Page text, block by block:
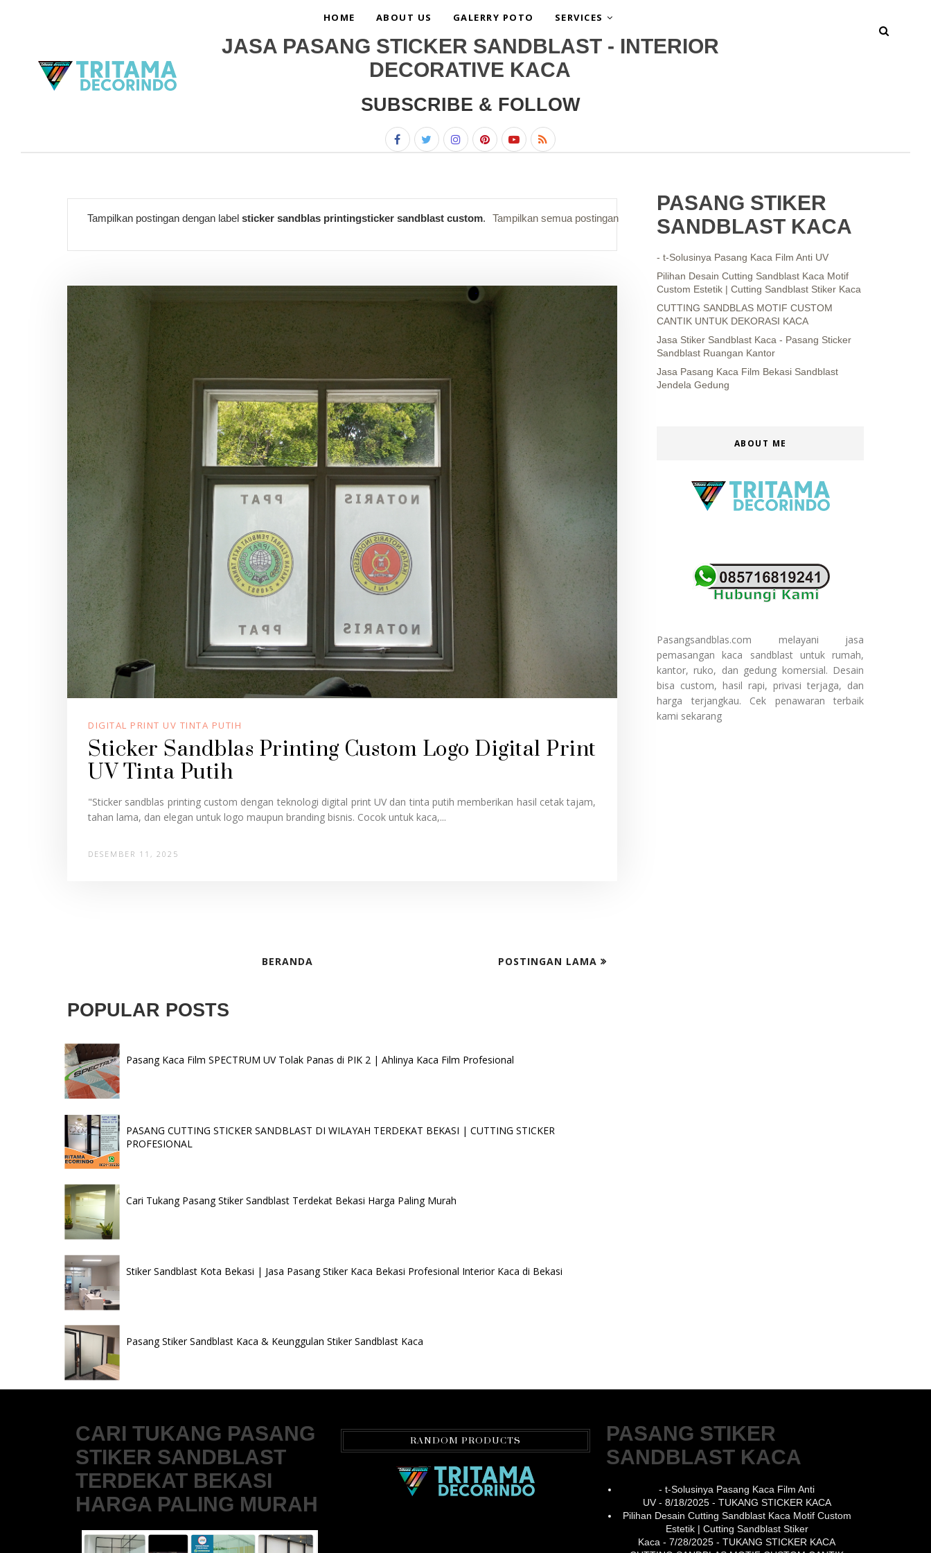
HOME ABOUT US GALERRY POTO SERVICES
JASA PASANG STICKER SANDBLAST - INTERIOR
DECORATIVE KACA
SUBSCRIBE & FOLLOW
Tampilkan postingan dengan labelsticker sandblas printingsticker sandblast custom. Tampilkan semua postingan
DIGITAL PRINT UV TINTA PUTIH
Sticker Sandblas Printing Custom Logo Digital Print
UV Tinta Putih
"Sticker sandblas printing custom dengan teknologi digital print UV dan tinta putih memberikan hasil cetak tajam,
tahan lama, dan elegan untuk logo maupun branding bisnis. Cocok untuk kaca,...
DESEMBER 11, 2025
POSTINGAN LAMA
BERANDA
POPULAR POSTS
Pasang Kaca Film SPECTRUM UV Tolak Panas di PIK 2 | Ahlinya Kaca Film Profesional
PASANG CUTTING STICKER SANDBLAST DI WILAYAH TERDEKAT BEKASI | CUTTING STICKER
PROFESIONAL
Cari Tukang Pasang Stiker Sandblast Terdekat Bekasi Harga Paling Murah
Stiker Sandblast Kota Bekasi | Jasa Pasang Stiker Kaca Bekasi Profesional Interior Kaca di Bekasi
Pasang Stiker Sandblast Kaca & Keunggulan Stiker Sandblast Kaca
PASANG STIKER
SANDBLAST KACA
- t-Solusinya Pasang Kaca Film Anti UV
Pilihan Desain Cutting Sandblast Kaca Motif
Custom Estetik | Cutting Sandblast Stiker Kaca
CUTTING SANDBLAS MOTIF CUSTOM
CANTIK UNTUK DEKORASI KACA
Jasa Stiker Sandblast Kaca - Pasang Sticker
Sandblast Ruangan Kantor
Jasa Pasang Kaca Film Bekasi Sandblast
Jendela Gedung
ABOUT ME
Pasangsandblas.com melayani jasa
pemasangan kaca sandblast untuk rumah,
kantor, ruko, dan gedung komersial. Desain
bisa custom, hasil rapi, privasi terjaga, dan
harga terjangkau. Cek penawaran terbaik
kami sekarang
CARI TUKANG PASANG
STIKER SANDBLAST
TERDEKAT BEKASI
HARGA PALING MURAH
RANDOM PRODUCTS
PASANG STIKER
SANDBLAST KACA
- t-Solusinya Pasang Kaca Film Anti
UV- 8/18/2025- TUKANG STICKER KACA
Pilihan Desain Cutting Sandblast Kaca Motif Custom
Estetik | Cutting Sandblast Stiker
Kaca - 7/28/2025 - TUKANG STICKER KACA